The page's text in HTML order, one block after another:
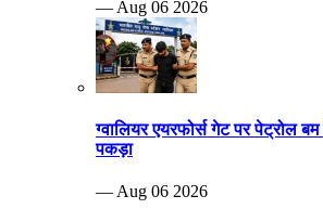
— Aug 06 2026
ग्वालियर एयरफोर्स गेट पर पेट्रोल
पकड़ा
— Aug 06 2026